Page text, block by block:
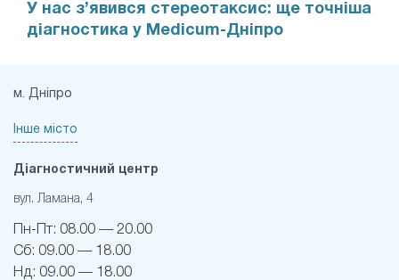
У нас з’явився стереотаксис: ще точніша
діагностика у Medicum-Дніпро
м. Дніпро
Інше місто
Діагностичний центр
вул. Ламана, 4
Пн-Пт: 08.00 — 20.00
Сб: 09.00 — 18.00
Нд: 09.00 — 18.00